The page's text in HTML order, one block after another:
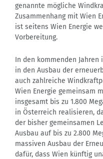
genannte mögliche
Zusammenhang mit Wien
ist seitens Wien Energie
Vorbereitung.
In den kommenden
in den Ausbau der
auch zahlreiche
Wien Energie gemeinsam
insgesamt bis zu 1.800
in Österreich realisieren,
der bisher gemeinsamen
Ausbau auf bis zu 2.800
massiven Ausbau der
dafür, dass Wien künftig